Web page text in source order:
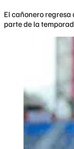
El cañonero
parte de la